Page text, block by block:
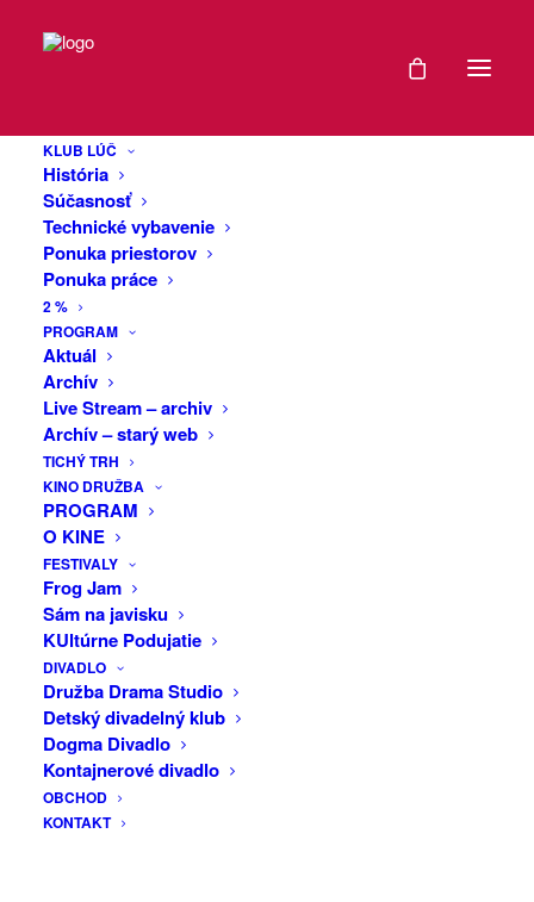
KLUB LÚČ
História
Súčasnosť
Technické vybavenie
Ponuka priestorov
Ponuka práce
2 %
PROGRAM
Aktuál
Archív
Live Stream – archiv
Archív – starý web
TICHÝ TRH
KINO DRUŽBA
PROGRAM
O KINE
FESTIVALY
Frog Jam
Sám na javisku
KUltúrne Podujatie
DIVADLO
Družba Drama Studio
Detský divadelný klub
Dogma Divadlo
Kontajnerové divadlo
OBCHOD
KONTAKT
stavebníctve
Pozývame Vás diskutovať a posedieť si
pri káve. Témy na diskusiu nie sú len
odborné:
Stavebníctvo v kocke
Trenčín a doprava v meste
Problematiku vysvetlí odborník v
stavebnej legislatíve Ing. Miloš Mičega,
MBA.
Prípadné otázky môžete zaslať vopred
Vstup voľný.
DÁTUM
O